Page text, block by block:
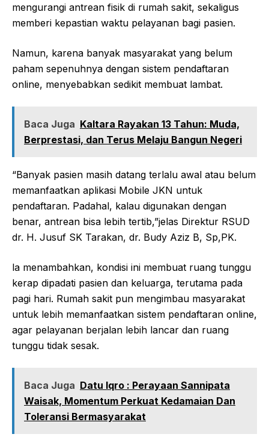
mengurangi antrean fisik di rumah sakit, sekaligus
memberi kepastian waktu pelayanan bagi pasien.
Namun, karena banyak masyarakat yang belum
paham sepenuhnya dengan sistem pendaftaran
online, menyebabkan sedikit membuat lambat.
Baca Juga Kaltara Rayakan 13 Tahun: Muda,
Berprestasi, dan Terus Melaju Bangun Negeri
“Banyak pasien masih datang terlalu awal atau belum
memanfaatkan aplikasi Mobile JKN untuk
pendaftaran. Padahal, kalau digunakan dengan
benar, antrean bisa lebih tertib,”jelas Direktur RSUD
dr. H. Jusuf SK Tarakan, dr. Budy Aziz B, Sp,PK.
la menambahkan, kondisi ini membuat ruang tunggu
kerap dipadati pasien dan keluarga, terutama pada
pagi hari. Rumah sakit pun mengimbau masyarakat
untuk lebih memanfaatkan sistem pendaftaran online,
agar pelayanan berjalan lebih lancar dan ruang
tunggu tidak sesak.
Baca Juga Datu Iqro : Perayaan Sannipata
Waisak, Momentum Perkuat Kedamaian Dan
Toleransi Bermasyarakat